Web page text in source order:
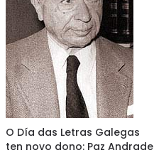
O Día das Letras Galegas
ten novo dono: Paz Andrade